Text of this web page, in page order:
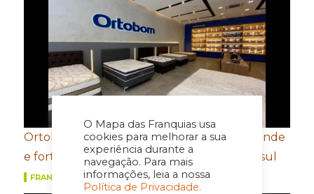
O Mapa das Franquias usa
cookies para melhorar a sua
experiência durante a
navegação. Para mais
informações, leia a nossa
Política de Privacidade.
Ortobom aposta em novo conceito de estande
e fortalecimento de portfólio para a Movelsul
FRANQUIAS